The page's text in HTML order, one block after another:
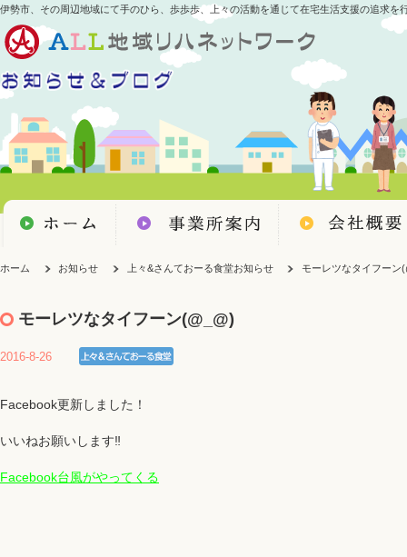
伊勢市、その周辺地域にて手のひら、歩歩歩、上々の活動を通じて在宅生活支援の追求を
ホーム お知らせ 上々&さんておーる食堂お知らせ モーレツなタイフーン
モーレツなタイフーン(@_@)
2016-8-26
Facebook更新しました！
いいねお願いします‼
Facebook台風がやってくる